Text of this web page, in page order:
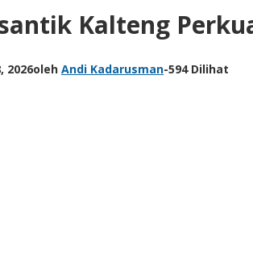
Kalteng
2026oleh Andi Kadarusman-594 Dilihat